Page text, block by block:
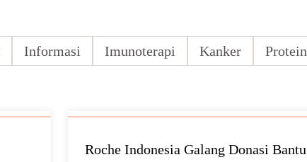
Informasi Imunoterapi Kanker Protein
Roche Indonesia Galang Donasi Bantu